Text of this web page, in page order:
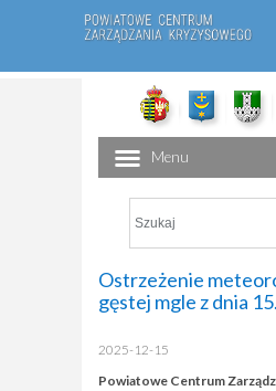
Menu
Ostrzeżenie
gęstej mgle z dnia
2025-12-15
Powiatowe Centrum